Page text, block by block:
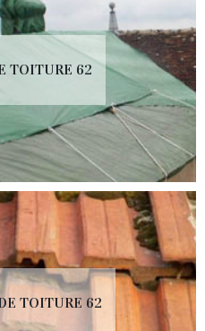
TOITURE 62
TOITURE 62